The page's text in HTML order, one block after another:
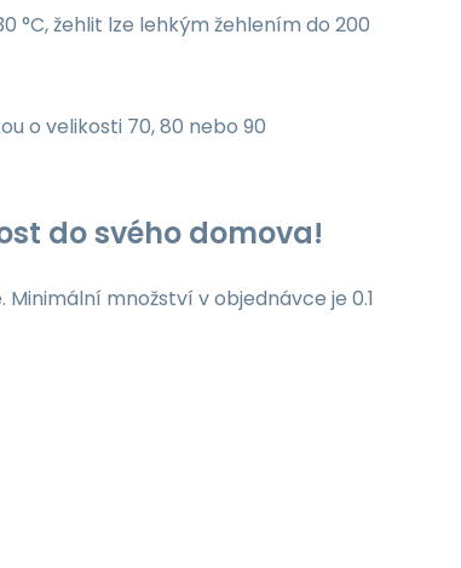
žehlit lze lehkým žehlením do 200
o velikosti 70, 80 nebo 90
do svého domova!
množství v objednávce je 0.1